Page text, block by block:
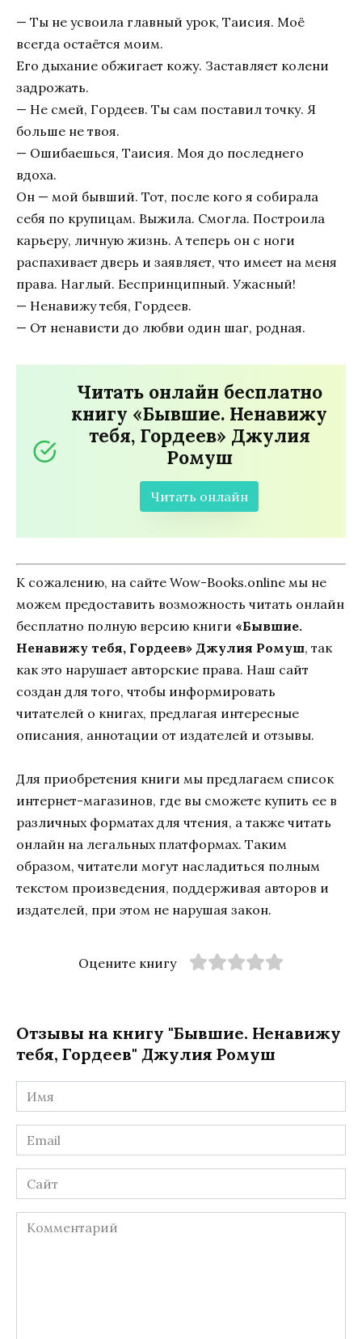
— Ты не усвоила главный урок, Таисия. Моё
всегда остаётся моим.
Его дыхание обжигает кожу. Заставляет колени
задрожать.
— Не смей, Гордеев. Ты сам поставил точку. Я
больше не твоя.
— Ошибаешься, Таисия. Моя до последнего
вдоха.
Он — мой бывший. Тот, после кого я собирала
себя по крупицам. Выжила. Смогла. Построила
карьеру, личную жизнь. А теперь он с ноги
распахивает дверь и заявляет, что имеет на меня
права. Наглый. Беспринципный. Ужасный!
— Ненавижу тебя, Гордеев.
— От ненависти до любви один шаг, родная.
Читать онлайн бесплатно
книгу «Бывшие. Ненавижу
тебя, Гордеев» Джулия
Ромуш
Читать онлайн
К сожалению, на сайте Wow-Books.online мы не
можем предоставить возможность читать онлайн
бесплатно полную версию книги «Бывшие.
Ненавижу тебя, Гордеев» Джулия Ромуш, так
как это нарушает авторские права. Наш сайт
создан для того, чтобы информировать
читателей о книгах, предлагая интересные
описания, аннотации от издателей и отзывы.
Для приобретения книги мы предлагаем список
интернет-магазинов, где вы сможете купить ее в
различных форматах для чтения, а также читать
онлайн на легальных платформах. Таким
образом, читатели могут насладиться полным
текстом произведения, поддерживая авторов и
издателей, при этом не нарушая закон.
Оцените книгу
Отзывы на книгу "Бывшие. Ненавижу
тебя, Гордеев" Джулия Ромуш
Имя
*
Email
*
Сайт
Комментарий